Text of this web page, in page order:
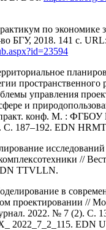
по экономике
БГУ, 2018. 141 с. URL:
пространственного
управления
и
конф. М. :
С. 187–192. EDN
исследований
//
TTVLLN.
в
проектировании //
2022. № 7 (2). С.
2022_7_2_115. EDN